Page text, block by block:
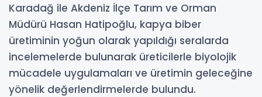
Karadağ ile Akdeniz İlçe Tarım ve Orman
Müdürü Hasan Hatipoğlu, kapya biber
üretiminin yoğun olarak yapıldığı seralarda
incelemelerde bulunarak üreticilerle biyolojik
mücadele uygulamaları ve üretimin geleceğine
yönelik değerlendirmelerde bulundu.